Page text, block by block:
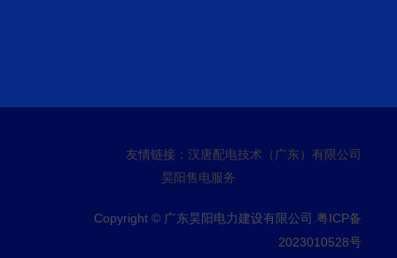
友情链接： 汉唐配电技术（广东）有限公司
昊阳售电服务
Copyright © 广东昊阳电力建设有限公司. 粤ICP备
2023010528号